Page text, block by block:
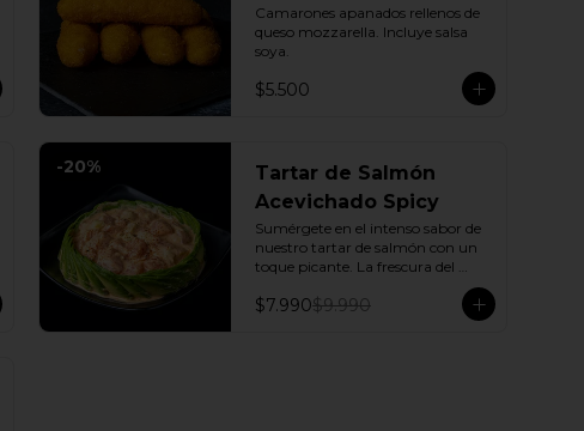
Camarones apanados rellenos de
queso mozzarella. Incluye salsa
soya.
$5.500
-20%
Tartar de Salmón
Acevichado Spicy
Sumérgete en el intenso sabor de
nuestro tartar de salmón con un
toque picante. La frescura del
pepino y la suavidad de la palta se
combinan con la explosión de la
$7.990$9.990